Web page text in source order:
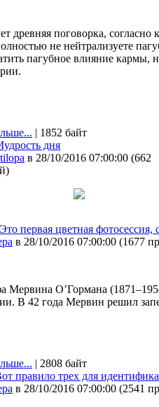
древняя поговорка, согласно
не нейтрализуете
пагубное влияние кармы,
| 1852 байт
дня
в 28/10/2016 07:00:00 (662
)
Это первая цветная фотосессия,
в 28/10/2016 07:00:00 (1677
Мервина О’Гормана
В 42 года Мервин решил
| 2808 байт
правило трех для
в 28/10/2016 07:00:00 (2541